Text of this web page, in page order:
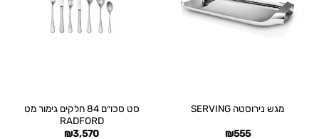
מגש נירוסטה SERVING
₪555
סט סכו״ם 84 חלקים גימור מט
RADFORD
₪3,570